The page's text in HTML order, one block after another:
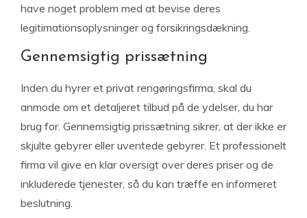
have noget problem med at bevise deres
legitimationsoplysninger og forsikringsdækning.
Gennemsigtig prissætning
Inden du hyrer et privat rengøringsfirma, skal du
anmode om et detaljeret tilbud på de ydelser, du har
brug for. Gennemsigtig prissætning sikrer, at der ikke er
skjulte gebyrer eller uventede gebyrer. Et professionelt
firma vil give en klar oversigt over deres priser og de
inkluderede tjenester, så du kan træffe en informeret
beslutning.